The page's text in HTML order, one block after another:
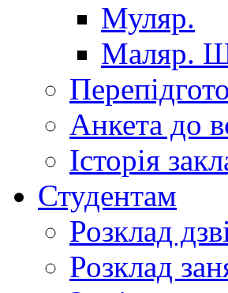
Муляр.
Маляр.
Анкета до
Історія
Студентам
Розклад
Розклад